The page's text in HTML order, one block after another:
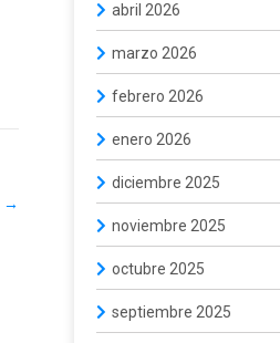
→
abril 2026
marzo 2026
febrero 2026
enero 2026
diciembre 2025
noviembre 2025
octubre 2025
septiembre 2025